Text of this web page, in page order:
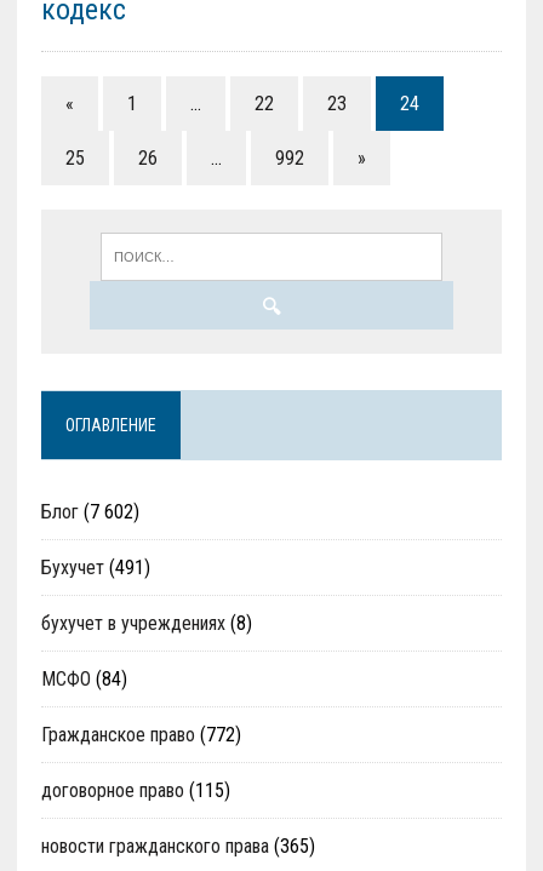
кодекс
« 1 … 22 23 24
25 26 … 992 »
ОГЛАВЛЕНИЕ
Блог(7 602)
Бухучет(491)
бухучет в учреждениях(8)
МСФО (84)
Гражданское право (772)
договорное право (115)
новости гражданского права(365)